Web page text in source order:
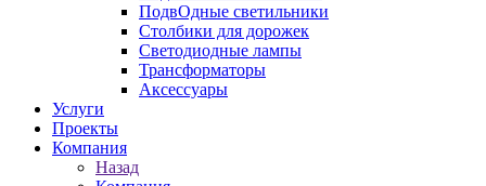
ПодвОдные светильники
Столбики для дорожек
Светодиодные лампы
Трансформаторы
Аксессуары
Услуги
Проекты
Компания
Назад